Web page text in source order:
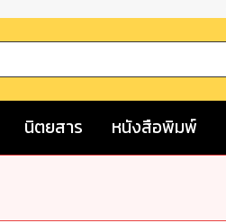
นิตยสาร หนังสือพิมพ์